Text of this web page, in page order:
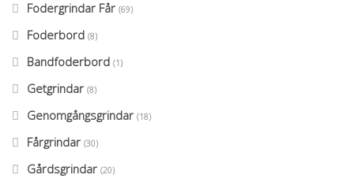
Fodergrindar Får (69)
Foderbord (8)
Bandfoderbord (1)
Getgrindar (8)
Genomgångsgrindar (18)
Fårgrindar (30)
Gårdsgrindar (20)